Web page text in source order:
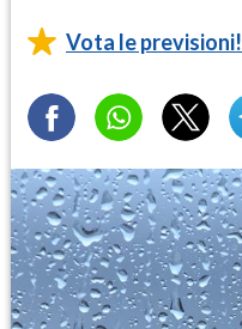
Vota le previsioni!